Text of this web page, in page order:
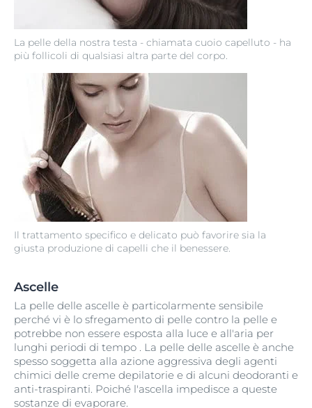
La pelle della nostra testa - chiamata cuoio capelluto - ha
più follicoli di qualsiasi altra parte del corpo.
Il trattamento specifico e delicato può favorire sia la
giusta produzione di capelli che il benessere.
Ascelle
La pelle delle ascelle è particolarmente sensibile
perché vi è lo sfregamento di pelle contro la pelle e
potrebbe non essere esposta alla luce e all'aria per
lunghi periodi di tempo . La pelle delle ascelle è anche
spesso soggetta alla azione aggressiva degli agenti
chimici delle creme depilatorie e di alcuni deodoranti e
anti-traspiranti. Poiché l'ascella impedisce a queste
sostanze di evaporare.